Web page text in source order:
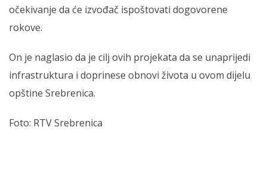
očekivanje da će izvođač ispoštovati dogovorene
rokove.
On je naglasio da je cilj ovih projekata da se unaprijedi
infrastruktura i doprinese obnovi života u ovom dijelu
opštine Srebrenica.
Foto: RTV Srebrenica